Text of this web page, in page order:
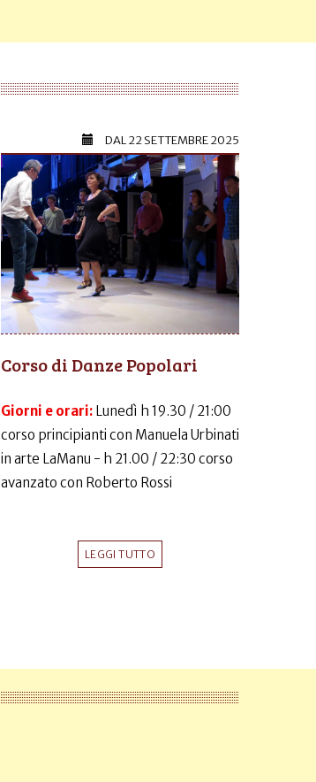
DAL22 SETTEMBRE 2025
Corso di Danze Popolari
Giorni e orari: Lunedì h 19.30 / 21:00
corso principianti con Manuela Urbinati
in arte LaManu - h 21.00 / 22:30 corso
avanzato con Roberto Rossi
LEGGI TUTTO